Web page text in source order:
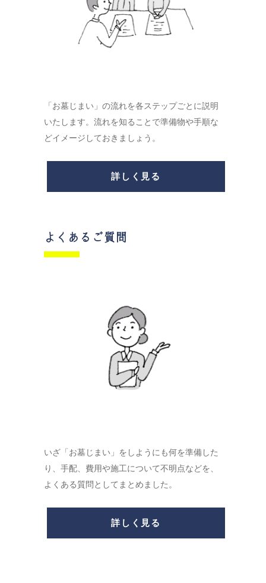
「お墓じまい」の流れを各ステップごとに説明
いたします。流れを知ることで準備物や手順な
どイメージしておきましょう。
詳しく見る
よくあるご質問
いざ「お墓じまい」をしようにも何を準備した
り、手配、費用や施工について不明点などを、
よくある質問としてまとめました。
詳しく見る